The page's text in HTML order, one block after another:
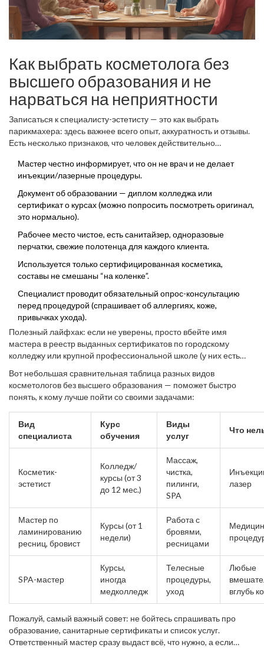
Как выбрать косметолога без
высшего образования и не
нарваться на неприятности
Записаться к специалисту-эстетисту — это как выбрать
парикмахера: здесь важнее всего опыт, аккуратность и отзывы.
Есть несколько признаков, что человек действительно
Мастер честно информирует, что он не врач и не делает
инъекции/лазерные процедуры.
Документ об образовании — диплом колледжа или
сертификат о курсах (можно попросить посмотреть оригинал,
это нормально).
Рабочее место чистое, есть санитайзер, одноразовые
перчатки, свежие полотенца для каждого клиента.
Используется только сертифицированная косметика,
составы не смешаны “на коленке”.
Специалист проводит обязательный опрос-консультацию
перед процедурой (спрашивает об аллергиях, коже,
привычках ухода).
Полезный лайфхак: если не уверены, просто вбейте имя
мастера в реестр выданных сертификатов по городскому
колледжу или крупной профессиональной школе (у них есть
процедуры, где обещают «эффект ботокса без инъекций» или
гормональные маски: эти услуги не проходят ни по одному
профстандарту.
Вот небольшая сравнительная таблица разных видов
косметологов без высшего образования — поможет быстро
понять, к кому лучше пойти со своими задачами:
Вид
специалиста
Курс
обучения
Виды
услуг
Что
Косметик-
эстетист
Колледж/
курсы (от 3
до 12 мес.)
Массаж,
чистка,
пилинги,
SPA
лазер
Мастер по
ламинированию
ресниц, бровист
Курсы (от 1
недели)
Работа с
бровями,
ресницами
SPA-мастер
Курсы,
иногда
медколледж
Телесные
процедуры,
уход
Любые
вглубь
Пожалуй, самый важный совет: не бойтесь спрашивать про
образование, санитарные сертификаты и список услуг.
Ответственный мастер сразу выдаст всё, что нужно, а если